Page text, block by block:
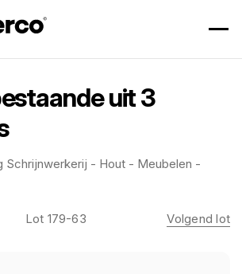
uit 3
Schrijnwerkerij - Hout - Meubelen -
Lot 179-63 Volgend lot